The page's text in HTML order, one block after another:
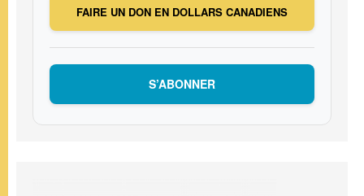
FAIRE UN DON EN DOLLARS CANADIENS
S’ABONNER